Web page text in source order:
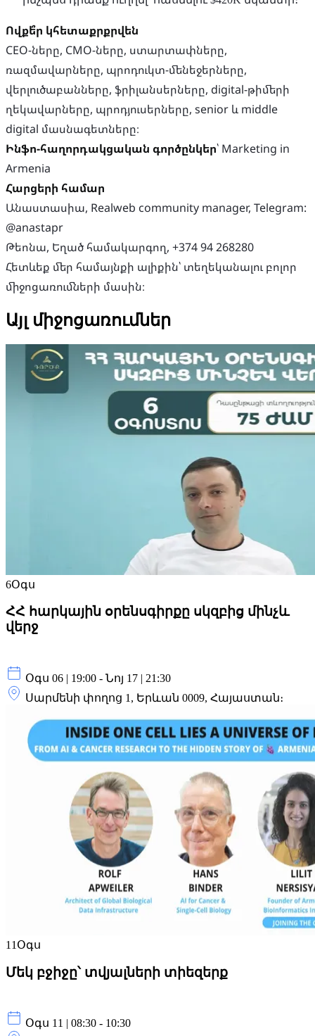
Ովքե՞ր կհետաքրքրվեն
CEO-ները, CMO-ները, ստարտափները,
ռազմավարները, պրոդուկտ-մենեջերները,
վերլուծաբանները, ֆրիլանսերները, digital-թիմերի
ղեկավարները, պրոդյուսերները, senior և middle
Ինֆո-հաղորդակցական գործընկեր՝ Marketing in
Հարցերի համար
Անաստասիա, Realweb community manager, Telegram:
@anastapr
Թեոնա, Եղած համակարգող, +374 94 268280
Հետևեք մեր համայնքի ալիքին՝ տեղեկանալու բոլոր
միջոցառումների մասին։
Այլ միջոցառումներ
6Օգս
ՀՀ հարկային օրենսգիրքը սկզբից մինչև
վերջ
Օգս 06 | 19:00 - Նոյ 17 | 21:30
Սարմենի փողոց 1, Երևան 0009, Հայաստան։
11 Օգս
Մեկ բջիջը՝ տվյալների տիեզերք
Օգս 11 | 08:30 - 10:30